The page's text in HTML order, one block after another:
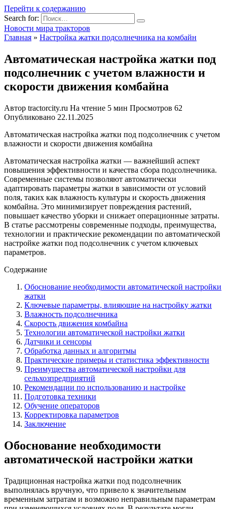
Перейти к содержанию
Search for:
Новости мира тракторов
Главная » Настройка жатки подсолнечника на комбайн
Автоматическая настройка жатки под
подсолнечник с учетом влажности и
скорости движения комбайна
Автор tractorcity.ru На чтение 5 мин Просмотров 62
Опубликовано 22.11.2025
Автоматическая настройка жатки под подсолнечник с учетом
влажности и скорости движения комбайна
Автоматическая настройка жатки — важнейший аспект
повышения эффективности и качества сбора подсолнечника.
Современные системы позволяют автоматически
адаптировать параметры жатки в зависимости от условий
поля, таких как влажность культуры и скорость движения
комбайна. Это минимизирует повреждения растений,
повышает качество уборки и снижает операционные затраты.
В статье рассмотрены современные подходы, преимущества,
технологии и практические рекомендации по автоматической
настройке жатки под подсолнечник с учетом ключевых
параметров.
Содержание
Обоснование необходимости автоматической настройки
жатки
Ключевые параметры, влияющие на настройку жатки
Влажность подсолнечника
Скорость движения комбайна
Технологии автоматической настройки жатки
Датчики и сенсоры
Обработка данных и алгоритмы
Практические примеры и статистика эффективности
Преимущества автоматической настройки для
сельхозпредприятий
Рекомендации по использованию и настройке
Подготовка техники
Обучение операторов
Корректировка параметров
Заключение
Обоснование необходимости
автоматической настройки жатки
Традиционная настройка жатки под подсолнечник
выполнялась вручную, что привело к значительным
временным затратам и возможно неправильным параметрам